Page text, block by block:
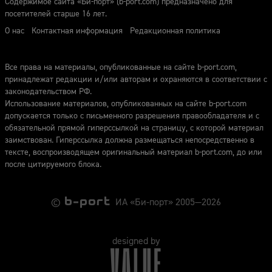
посетителей старше 16 лет.
О нас
Контактная информация Редакционная политика
Все права на материалы, опубликованные на сайте b-port.com,
принадлежат редакции и/или авторам и охраняются в соответствии с
законодательством РФ.
Использование материалов, опубликованных на сайте b-port.com
допускается только с письменного разрешения правообладателя и с
обязательной прямой гиперссылкой на страницу, с которой материал
заимствован. Гиперссылка должна размещаться непосредственно в
тексте, воспроизводящем оригинальный материал b-port.com, до или
после цитируемого блока.
© ИА «Би-порт» 2005—2026
designed by